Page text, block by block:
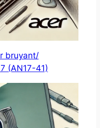
bruyant/
(AN17-41)